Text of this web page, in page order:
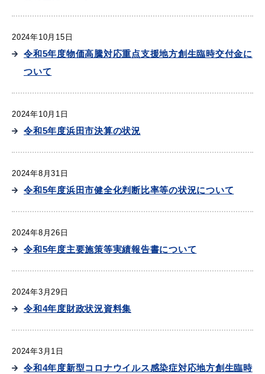
便利なサービス
気象情報リンク集
目的別の
窓口案内
電子申請
2024年10月15日
令和5年度物価高騰対応重点支援地方創生臨時交付金に
ついて
2024年10月1日
令和5年度浜田市決算の状況
2024年8月31日
令和5年度浜田市健全化判断比率等の状況について
2024年8月26日
令和5年度主要施策等実績報告書について
2024年3月29日
令和4年度財政状況資料集
2024年3月1日
令和4年度新型コロナウイルス感染症対応地方創生臨時